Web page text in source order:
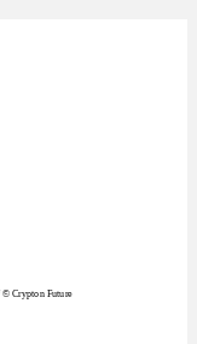
© Crypton Future